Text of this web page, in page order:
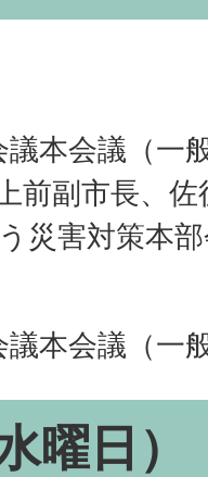
本会議（一
前副市長、佐
災害対策本
本会議（一
曜日）